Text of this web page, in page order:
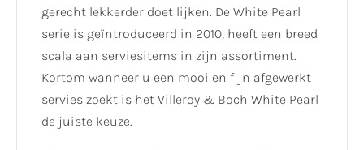
gerecht lekkerder doet lijken. De White Pearl
serie is geïntroduceerd in 2010, heeft een breed
scala aan serviesitems in zijn assortiment.
Kortom wanneer u een mooi en fijn afgewerkt
servies zoekt is het Villeroy & Boch White Pearl
de juiste keuze.